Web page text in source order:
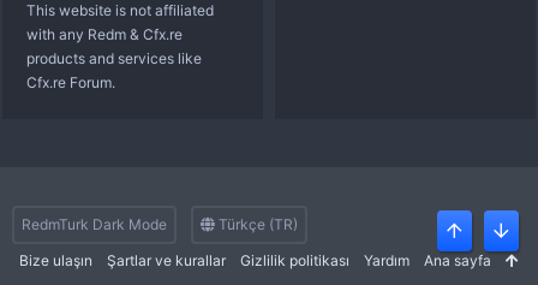
This website is not affiliated
with any Redm & Cfx.re
products and services like
Cfx.re Forum.
RedmTurk Dark Mode
Türkçe (TR)
Bize ulaşın
Şartlar ve kurallar Gizlilik politikası Yardım Ana sayfa
Üst Alt